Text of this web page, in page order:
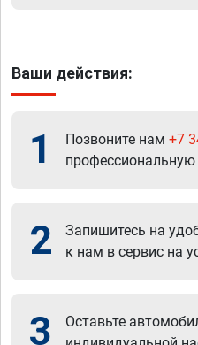
Ваши действия:
1 Позвоните нам +7
2
Запишитесь на
к нам в сервис на
3
Оставьте